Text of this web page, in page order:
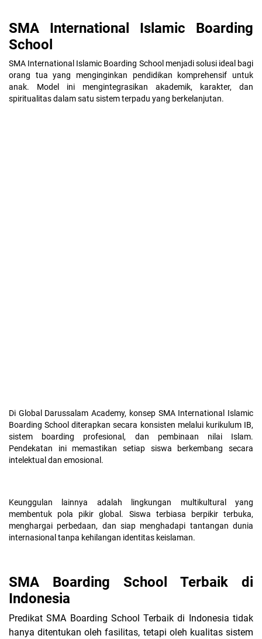
SMA International Islamic Boarding
School
SMA International Islamic Boarding School menjadi solusi ideal bagi
orang tua yang menginginkan pendidikan komprehensif untuk
anak. Model ini mengintegrasikan akademik, karakter, dan
spiritualitas dalam satu sistem terpadu yang berkelanjutan.
Di Global Darussalam Academy, konsep SMA International Islamic
Boarding School diterapkan secara konsisten melalui kurikulum IB,
sistem boarding profesional, dan pembinaan nilai Islam.
Pendekatan ini memastikan setiap siswa berkembang secara
intelektual dan emosional.
Keunggulan lainnya adalah lingkungan multikultural yang
membentuk pola pikir global. Siswa terbiasa berpikir terbuka,
menghargai perbedaan, dan siap menghadapi tantangan dunia
internasional tanpa kehilangan identitas keislaman.
SMA Boarding School Terbaik di
Indonesia
Predikat SMA Boarding School Terbaik di Indonesia tidak
hanya ditentukan oleh fasilitas, tetapi oleh kualitas sistem